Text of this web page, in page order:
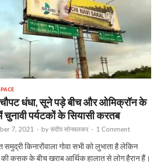
चौपट धंधा, सूने पड़े बीच और ओमिक्रॉन के
चुनावी पर्यटकों के सियासी करतब
7, 2021 - byसंदीप सोनवलकर - 1 Comment
किनारोंवाला गोवा सभी को लुभाता है लेकिन
की कसक के बीच खराब आर्थिक हालात से लोग हैरान हैं।